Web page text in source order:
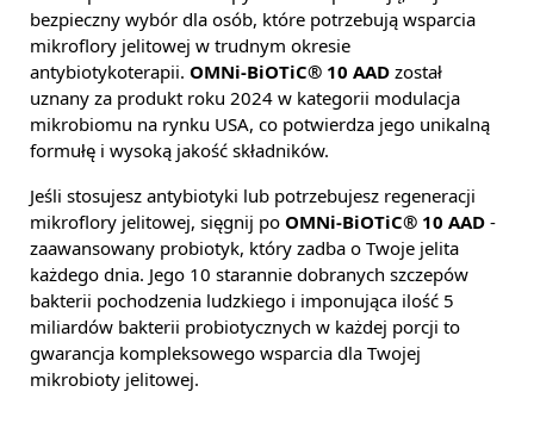
bezpieczny wybór dla osób, które potrzebują wsparcia
mikroflory jelitowej w trudnym okresie
antybiotykoterapii. OMNi-BiOTiC® 10 AAD został
uznany za produkt roku 2024 w kategorii modulacja
mikrobiomu na rynku USA, co potwierdza jego unikalną
formułę i wysoką jakość składników.
Jeśli stosujesz antybiotyki lub potrzebujesz regeneracji
mikroflory jelitowej, sięgnij po OMNi-BiOTiC® 10 AAD -
zaawansowany probiotyk, który zadba o Twoje jelita
każdego dnia. Jego 10 starannie dobranych szczepów
bakterii pochodzenia ludzkiego i imponująca ilość 5
miliardów bakterii probiotycznych w każdej porcji to
gwarancja kompleksowego wsparcia dla Twojej
mikrobioty jelitowej.